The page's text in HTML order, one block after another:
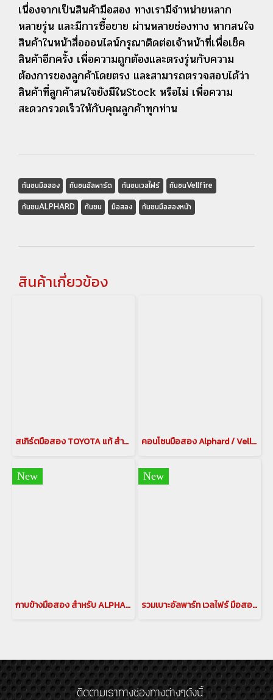
เนื่องจากเป็นสินค้ามือสอง ทางเรามีจำหน่ายหลาก
หลายรุ่น และมีการซื้อขาย ผ่านหลายช่องทาง หากสนใจ
สินค้าในหน้าสื่อออนไลน์กรุณาติดต่อเจ้าหน้าที่เพื่อเช็ค
สินค้าอีกครั้ง เพื่อความถูกต้องและตรงรุ่นกับความ
ต้องการของลูกค้าโดยตรง และสามารถตรวจสอบได้ว่า
สินค้าที่ลูกค้าสนใจยังมีในStock หรือไม่ เพื่อความ
สะดวกรวดเร็วให้กับคุณลูกค้าทุกท่าน
กันชนมือสอง กันชนอัลพาร์ด กันชนเวลไฟร์
กันชนVellfire
กันชนALPHARD
กันชน มือสอง กันชนมือสองหน้า
สินค้าเกี่ยวข้อง
สเกิร์ตมือสอง TOYOTA แท้ สำหรับ VELLFIRE 2015 คอนโซนมือสอง Alphard / Vellfire 20
New
กาบข้างมือสอง สำหรับ ALPHARD/VELLFIRE 20,30
New
รวมเบาะอัลพาร์ท เวลไฟร์ มือสอง อัพเดทล่าสุด
ติดตามเราทางช่องทางต่างๆดังนี้